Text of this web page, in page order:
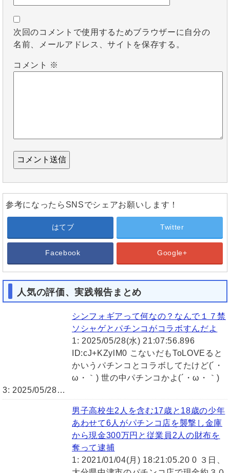
次回のコメントで使用するためブラウザーに自分の
名前、メールアドレス、サイトを保存する。
コメント ※
参考になったらSNSでシェアお願いします！
はてブ Twitter
Facebook Google+
人気の評価、実践報告まとめ
シンフォギアって何なの？なんで１７禁
ソシャゲとパチンコがコラボすんだよ
1: 2025/05/28(水) 21:07:56.896
ID:cJ+KZylM0 こないだもToLOVEると
かいうパチンコとコラボしてたけど(´・
ω・｀) 世の中パチンコかよ(´・ω・｀)
3: 2025/05/28…
男子高校生2人を含む17歳と18歳の少年
あわせて6人がパチンコ店を襲撃し金庫
から現金300万円と従業員2人の財布を
奪って逮捕
1: 2021/01/04(月) 18:21:05.20 0 ３日、